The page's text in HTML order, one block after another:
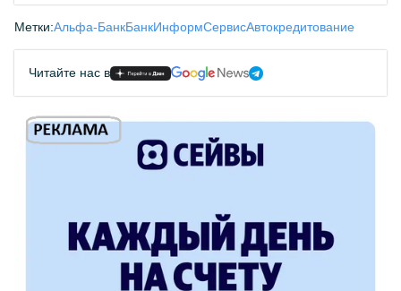
Метки:Альфа-БанкБанкИнформСервисАвтокредитование
Читайте нас в